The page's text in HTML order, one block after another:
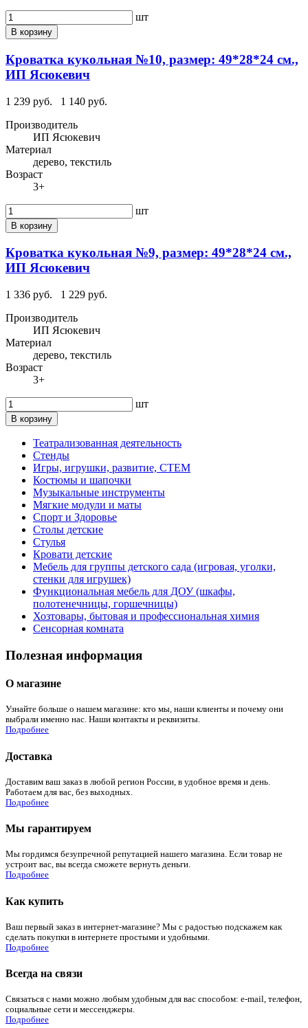
шт
В корзину
Кроватка кукольная №10, размер: 49*28*24 см.,
ИП Ясюкевич
1 239 руб.
1 140 руб.
Производитель
ИП Ясюкевич
Материал
дерево, текстиль
Возраст
3+
шт
В корзину
Кроватка кукольная №9, размер: 49*28*24 см.,
ИП Ясюкевич
1 336 руб.
1 229 руб.
Производитель
ИП Ясюкевич
Материал
дерево, текстиль
Возраст
3+
шт
В корзину
Театрализованная деятельность
Стенды
Игры, игрушки, развитие, СТЕМ
Костюмы и шапочки
Музыкальные инструменты
Мягкие модули и маты
Спорт и Здоровье
Столы детские
Стулья
Кровати детские
Мебель для группы детского сада (игровая, уголки,
стенки для игрушек)
Функциональная мебель для ДОУ (шкафы,
полотенечницы, горшечницы)
Хозтовары, бытовая и профессиональная химия
Сенсорная комната
Полезная информация
О магазине
Узнайте больше о нашем магазине: кто мы, наши клиенты и почему они
выбрали именно нас. Наши контакты и реквизиты.
Подробнее
Доставка
Доставим ваш заказ в любой регион России, в удобное время и день.
Работаем для вас, без выходных.
Подробнее
Мы гарантируем
Мы гордимся безупречной репутацией нашего магазина. Если товар не
устроит вас, вы всегда сможете вернуть деньги.
Подробнее
Как купить
Ваш первый заказ в интернет-магазине? Мы с радостью подскажем как
сделать покупки в интернете простыми и удобными.
Подробнее
Всегда на связи
Связаться с нами можно любым удобным для вас способом: e-mail, телефон,
социальные сети и мессенджеры.
Подробнее